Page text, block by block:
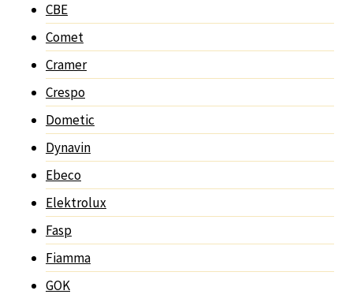
CBE
Comet
Cramer
Crespo
Dometic
Dynavin
Ebeco
Elektrolux
Fasp
Fiamma
GOK